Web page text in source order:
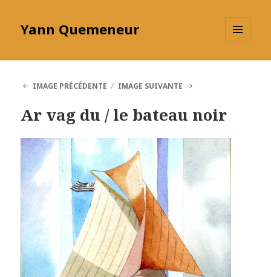
Yann Quemeneur
IMAGE PRÉCÉDENTE
IMAGE SUIVANTE
Ar vag du / le bateau noir